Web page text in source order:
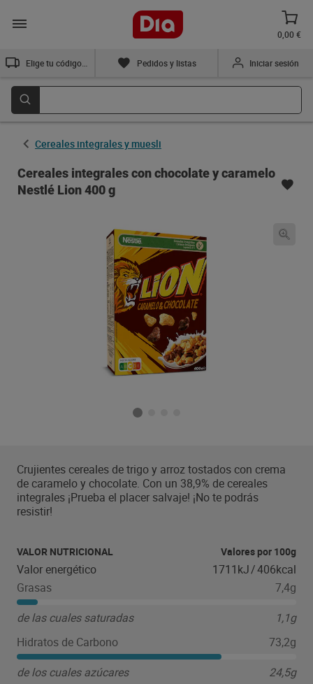
0,00 €
Pedidos y listas Iniciar sesión
Cereales integrales y muesli
Cereales integrales con chocolate y caramelo
Nestlé Lion 400 g
Crujientes cereales de trigo y arroz tostados con crema
de caramelo y chocolate. Con un 38,9% de cereales
integrales ¡Prueba el placer salvaje! ¡No te podrás
resistir!
VALOR NUTRICIONAL Valores por 100g
Valor energético 1711kJ/406kcal
Grasas
7,4g
de las cuales saturadas
1,1g
Hidratos de Carbono
73,2g
de los cuales azúcares
24,5g